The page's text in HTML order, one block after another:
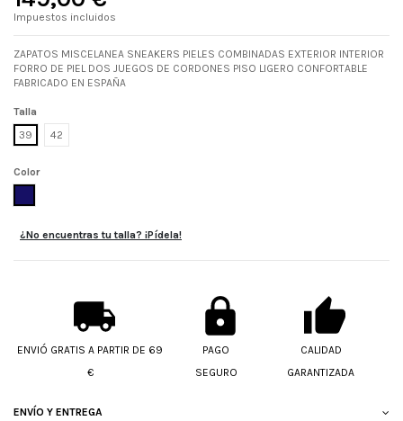
Impuestos incluidos
ZAPATOS MISCELANEA SNEAKERS PIELES COMBINADAS EXTERIOR INTERIOR
FORRO DE PIEL DOS JUEGOS DE CORDONES PISO LIGERO CONFORTABLE
FABRICADO EN ESPAÑA
Talla
39
42
Color
¿No encuentras tu talla? ¡Pídela!
ENVIÓ GRATIS A PARTIR DE 69
€
PAGO
SEGURO
CALIDAD
GARANTIZADA
ENVÍO Y ENTREGA